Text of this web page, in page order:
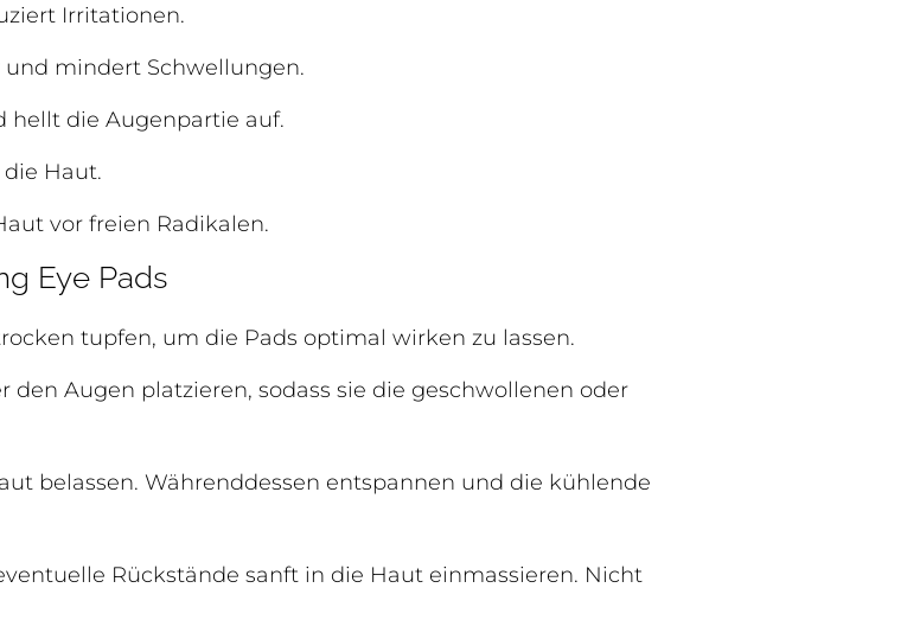
Irritationen.
mindert Schwellungen.
die Augenpartie auf.
Haut.
vor freien Radikalen.
Eye Pads
tupfen, um die Pads optimal wirken zu lassen.
den Augen platzieren, sodass sie die geschwollenen oder
belassen. Währenddessen entspannen und die kühlende
Rückstände sanft in die Haut einmassieren. Nicht